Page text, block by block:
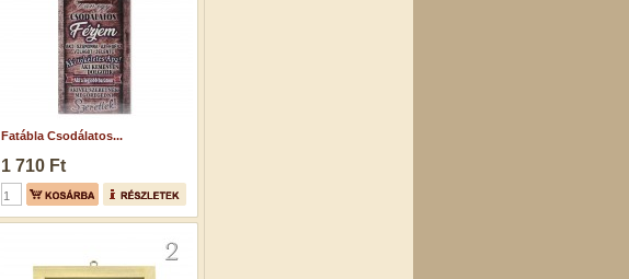
Fatábla Csodálatos...
1 710 Ft